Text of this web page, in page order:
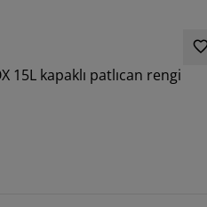
15L kapaklı patlıcan rengi